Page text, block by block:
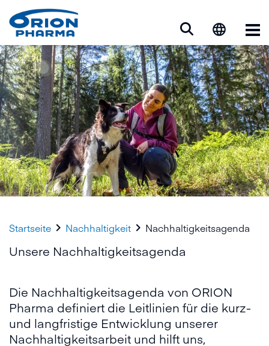
Startseite  Nachhaltigkeit  Nachhaltigkeitsagenda
Unsere Nachhaltigkeitsagenda
Die Nachhaltigkeitsagenda von ORION
Pharma definiert die Leitlinien für die kurz-
und langfristige Entwicklung unserer
Nachhaltigkeitsarbeit und hilft uns,